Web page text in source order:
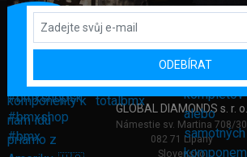
FAKTURAČNÍ ADRESA
GLOBAL DIAMONDS s. r. o.
Námestie sv. Martina 708/30
082 71 Lipany
Slovensko
ODEBÍRAT